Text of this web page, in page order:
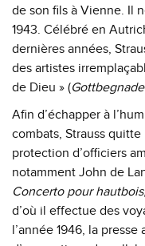
de son fils à Vienne. Il
1943. Célébré en
dernières années,
des artistes
de Dieu » (
Afin d’échapper à
combats, Strauss quitte
protection d’officiers
notamment John de
Concerto pour hautbois
d’où il effectue des
l’année 1946, la